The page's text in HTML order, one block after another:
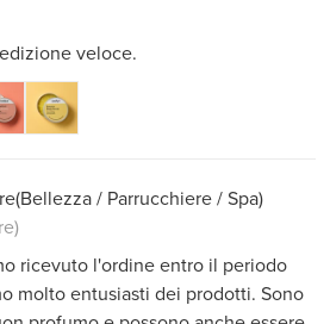
veloce.
(Bellezza / Parrucchiere / Spa)
ricevuto l'ordine entro il periodo
molto entusiasti dei prodotti. Sono